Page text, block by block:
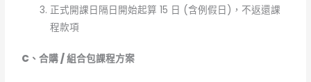
正式開課日隔日開始起算 15 日 (含例假日)，不返還課
程款項
C 、合購 / 組合包課程方案